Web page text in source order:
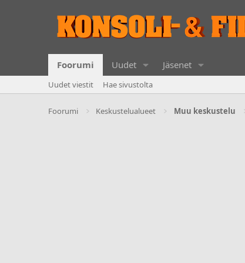
Foorumi Uudet Jäsenet
Uudet viestit Hae sivustolta
Foorumi Keskustelualueet Muu keskustelu